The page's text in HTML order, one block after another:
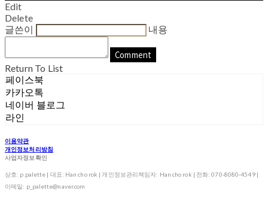
Edit
Delete
글쓴이
내용
Comment
Return To List
페이스북
카카오톡
네이버 블로그
라인
이용약관
개인정보처리방침
사업자정보확인
상호: p.palette | 대표: Han cho rok | 개인정보관리책임자: Han cho rok | 전화: 070-8080-4549 |
이메일: p_palette@naver.com